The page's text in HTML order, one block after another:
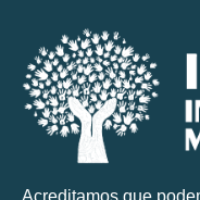
Acreditamos que